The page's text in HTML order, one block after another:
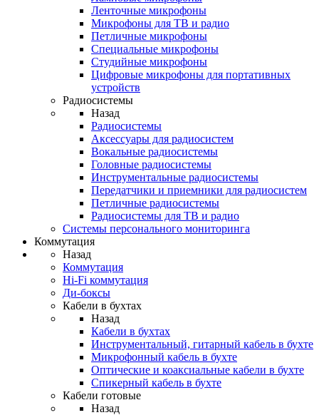
Ленточные микрофоны
Микрофоны для ТВ и радио
Петличные микрофоны
Специальные микрофоны
Студийные микрофоны
Цифровые микрофоны для портативных
устройств
Радиосистемы
Назад
Радиосистемы
Аксессуары для радиосистем
Вокальные радиосистемы
Головные радиосистемы
Инструментальные радиосистемы
Передатчики и приемники для радиосистем
Петличные радиосистемы
Радиосистемы для ТВ и радио
Системы персонального мониторинга
Коммутация
Назад
Коммутация
Hi-Fi коммутация
Ди-боксы
Кабели в бухтах
Назад
Кабели в бухтах
Инструментальный, гитарный кабель в бухте
Микрофонный кабель в бухте
Оптические и коаксиальные кабели в бухте
Спикерный кабель в бухте
Кабели готовые
Назад